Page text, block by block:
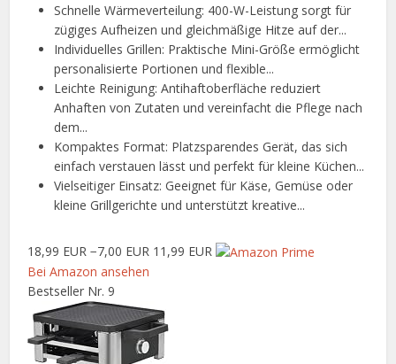
Schnelle Wärmeverteilung: 400-W-Leistung sorgt für
zügiges Aufheizen und gleichmäßige Hitze auf der...
Individuelles Grillen: Praktische Mini-Größe ermöglicht
personalisierte Portionen und flexible...
Leichte Reinigung: Antihaftoberfläche reduziert
Anhaften von Zutaten und vereinfacht die Pflege nach
dem...
Kompaktes Format: Platzsparendes Gerät, das sich
einfach verstauen lässt und perfekt für kleine Küchen...
Vielseitiger Einsatz: Geeignet für Käse, Gemüse oder
kleine Grillgerichte und unterstützt kreative...
18,99 EUR −7,00 EUR 11,99 EUR
Bei Amazon ansehen
Bestseller Nr. 9